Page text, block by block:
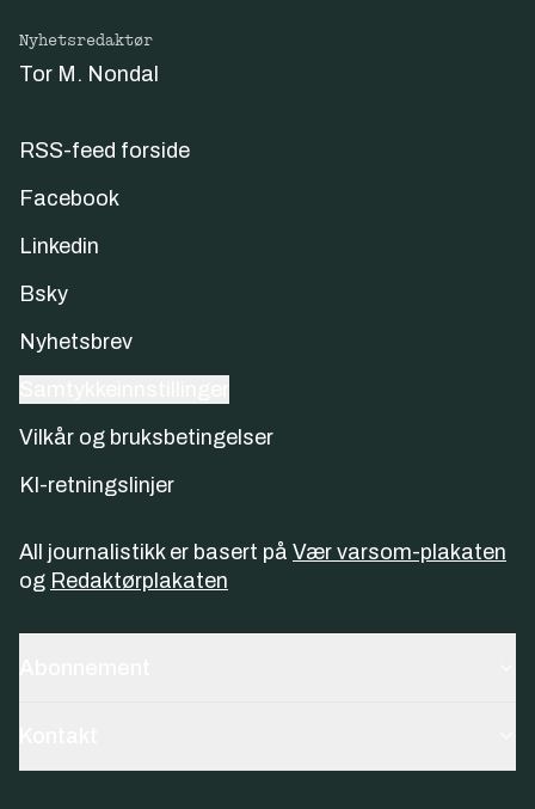
Nyhetsredaktør
Tor M. Nondal
RSS-feed forside
Facebook
Linkedin
Bsky
Nyhetsbrev
Vilkår og bruksbetingelser
KI-retningslinjer
All journalistikk er basert på Vær varsom-plakaten
og Redaktørplakaten